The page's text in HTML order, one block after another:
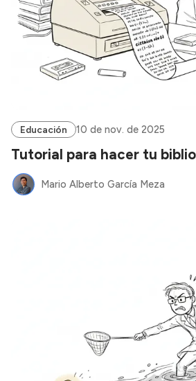
Educación 10 de nov. de 2025
Tutorial para hacer tu
Mario Alberto García Meza